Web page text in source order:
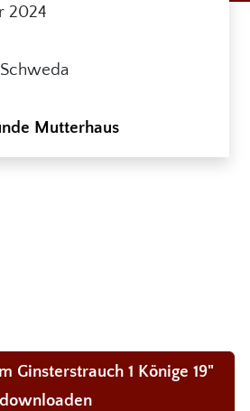
2024
Mutterhaus
Ginsterstrauch 1 Könige 19"
downloaden